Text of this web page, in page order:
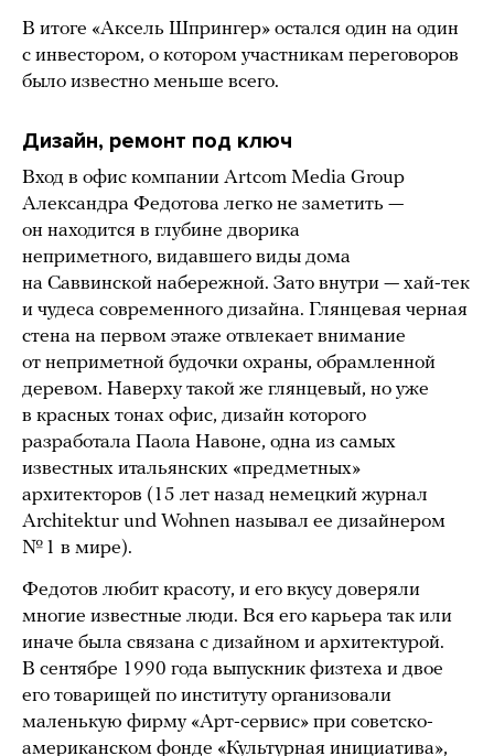
В итоге «Аксель Шпрингер» остался один на один
с инвестором, о котором участникам переговоров
было известно меньше всего.
Дизайн, ремонт под ключ
Вход в офис компании Artcom Media Group
Александра Федотова легко не заметить —
он находится в глубине дворика
неприметного, видавшего виды дома
на Саввинской набережной. Зато внутри — хай-тек
и чудеса современного дизайна. Глянцевая черная
стена на первом этаже отвлекает внимание
от неприметной будочки охраны, обрамленной
деревом. Наверху такой же глянцевый, но уже
в красных тонах офис, дизайн которого
разработала Паола Навоне, одна из самых
известных итальянских «предметных»
архитекторов (15 лет назад немецкий журнал
Architektur und Wohnen называл ее дизайнером
№ 1 в мире).
Федотов любит красоту, и его вкусу доверяли
многие известные люди. Вся его карьера так или
иначе была связана с дизайном и архитектурой.
В сентябре 1990 года выпускник физтеха и двое
его товарищей по институту организовали
маленькую фирму «Арт-сервис» при советско-
американском фонде «Культурная инициатива»,